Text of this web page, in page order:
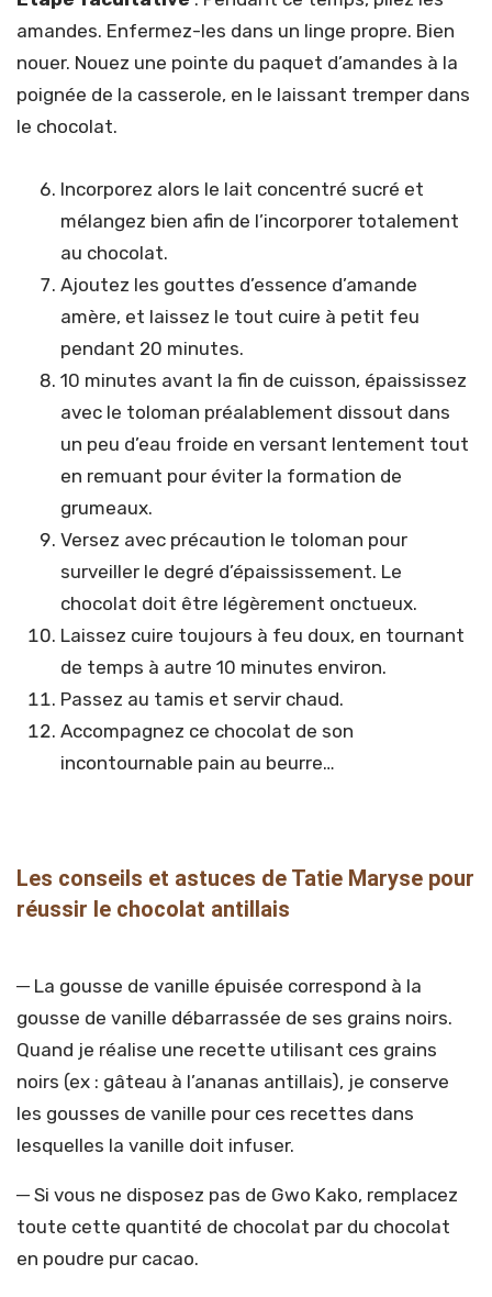
amandes. Enfermez-les dans un linge propre. Bien
nouer. Nouez une pointe du paquet d’amandes à la
poignée de la casserole, en le laissant tremper dans
le chocolat.
Incorporez alors le lait concentré sucré et
mélangez bien afin de l’incorporer totalement
au chocolat.
Ajoutez les gouttes d’essence d’amande
amère, et laissez le tout cuire à petit feu
pendant 20 minutes.
10 minutes avant la fin de cuisson, épaississez
avec le toloman préalablement dissout dans
un peu d’eau froide en versant lentement tout
en remuant pour éviter la formation de
grumeaux.
Versez avec précaution le toloman pour
surveiller le degré d’épaississement. Le
chocolat doit être légèrement onctueux.
Laissez cuire toujours à feu doux, en tournant
de temps à autre 10 minutes environ.
Passez au tamis et servir chaud.
Accompagnez ce chocolat de son
incontournable pain au beurre…
Les conseils et astuces de Tatie Maryse pour
réussir le chocolat antillais
─ La gousse de vanille épuisée correspond à la
gousse de vanille débarrassée de ses grains noirs.
Quand je réalise une recette utilisant ces grains
noirs (ex : gâteau à l’ananas antillais), je conserve
les gousses de vanille pour ces recettes dans
lesquelles la vanille doit infuser.
─ Si vous ne disposez pas de Gwo Kako, remplacez
toute cette quantité de chocolat par du chocolat
en poudre pur cacao.